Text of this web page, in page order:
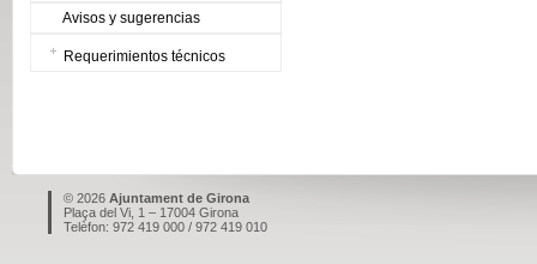
Avisos y sugerencias
Requerimientos técnicos
© 2026 Ajuntament de Girona
Plaça del Vi, 1 – 17004 Girona
Telèfon: 972 419 000 / 972 419 010